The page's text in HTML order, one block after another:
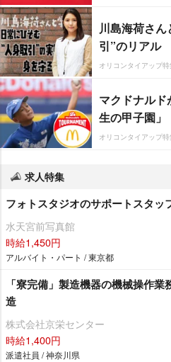
川島海荷さ
引”のリアル
オリコンタイアップ特
マクドナル
生の甲子園」
オリコンタイアップ特
求人特集
フォトスタジオのサポートスタッ
水天宮前写真館
時給1,450円
アルバイト・パート / 東京都
「寮完備」製造機器の機械操作
造
株式会社京栄センター
時給1,400円
派遣社員 / 神奈川県